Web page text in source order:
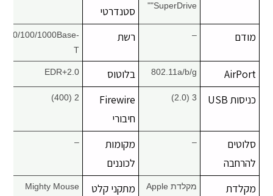
"SuperDrive"
סטנדרטי
מודם – רשת
10/100/1000Base-
T
AirPort
802.11a/b/g בלוטוס 2.0+EDR
כניסות USB 3 (2.0)
Firewire
חיבורי
2 (400)
סלוטים
להרחבה
–
מקומות
לכוננים
–
מקלדת מקלדת Apple
מתקני קלט
Mighty Mouse